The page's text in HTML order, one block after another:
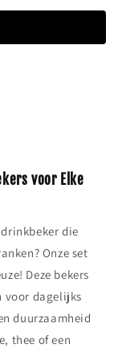
voor Elke
die
Onze set
Deze bekers
voor dagelijks
duurzaamheid
thee of een